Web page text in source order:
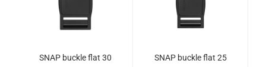
SNAP buckle flat 30 SNAP buckle flat 25